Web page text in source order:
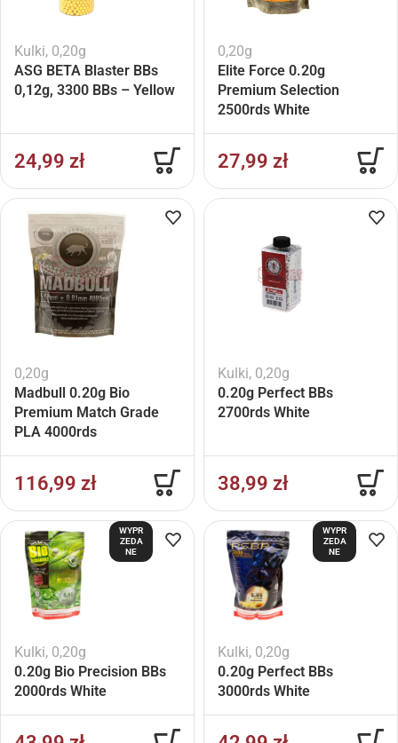
Kulki, 0,20g
ASG BETA Blaster BBs
0,12g, 3300 BBs – Yellow
24,99 zł
0,20g
Elite Force 0.20g
Premium Selection
2500rds White
27,99 zł
0,20g
Madbull 0.20g Bio
Premium Match Grade
PLA 4000rds
116,99 zł
Kulki, 0,20g
0.20g Perfect BBs
2700rds White
38,99 zł
WYPR
ZEDA
NE
Kulki, 0,20g
0.20g Bio Precision BBs
2000rds White
WYPR
ZEDA
NE
Kulki, 0,20g
0.20g Perfect BBs
3000rds White